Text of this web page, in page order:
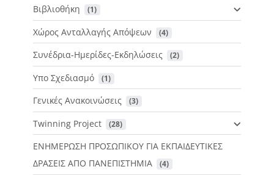
Βιβλιοθήκη
(1)
Χώρος Ανταλλαγής Απόψεων (4)
Συνέδρια-Ημερίδες-Εκδηλώσεις (2)
Υπο Σχεδιασμό (1)
Γενικές Ανακοινώσεις (3)
Twinning Project (28)
ΕΝΗΜΕΡΩΣΗ ΠΡΟΣΩΠΙΚΟΥ ΓΙΑ ΕΚΠΑΙΔΕΥΤΙΚΕΣ
ΔΡΑΣΕΙΣ ΑΠΟ ΠΑΝΕΠΙΣΤΗΜΙΑ
(4)